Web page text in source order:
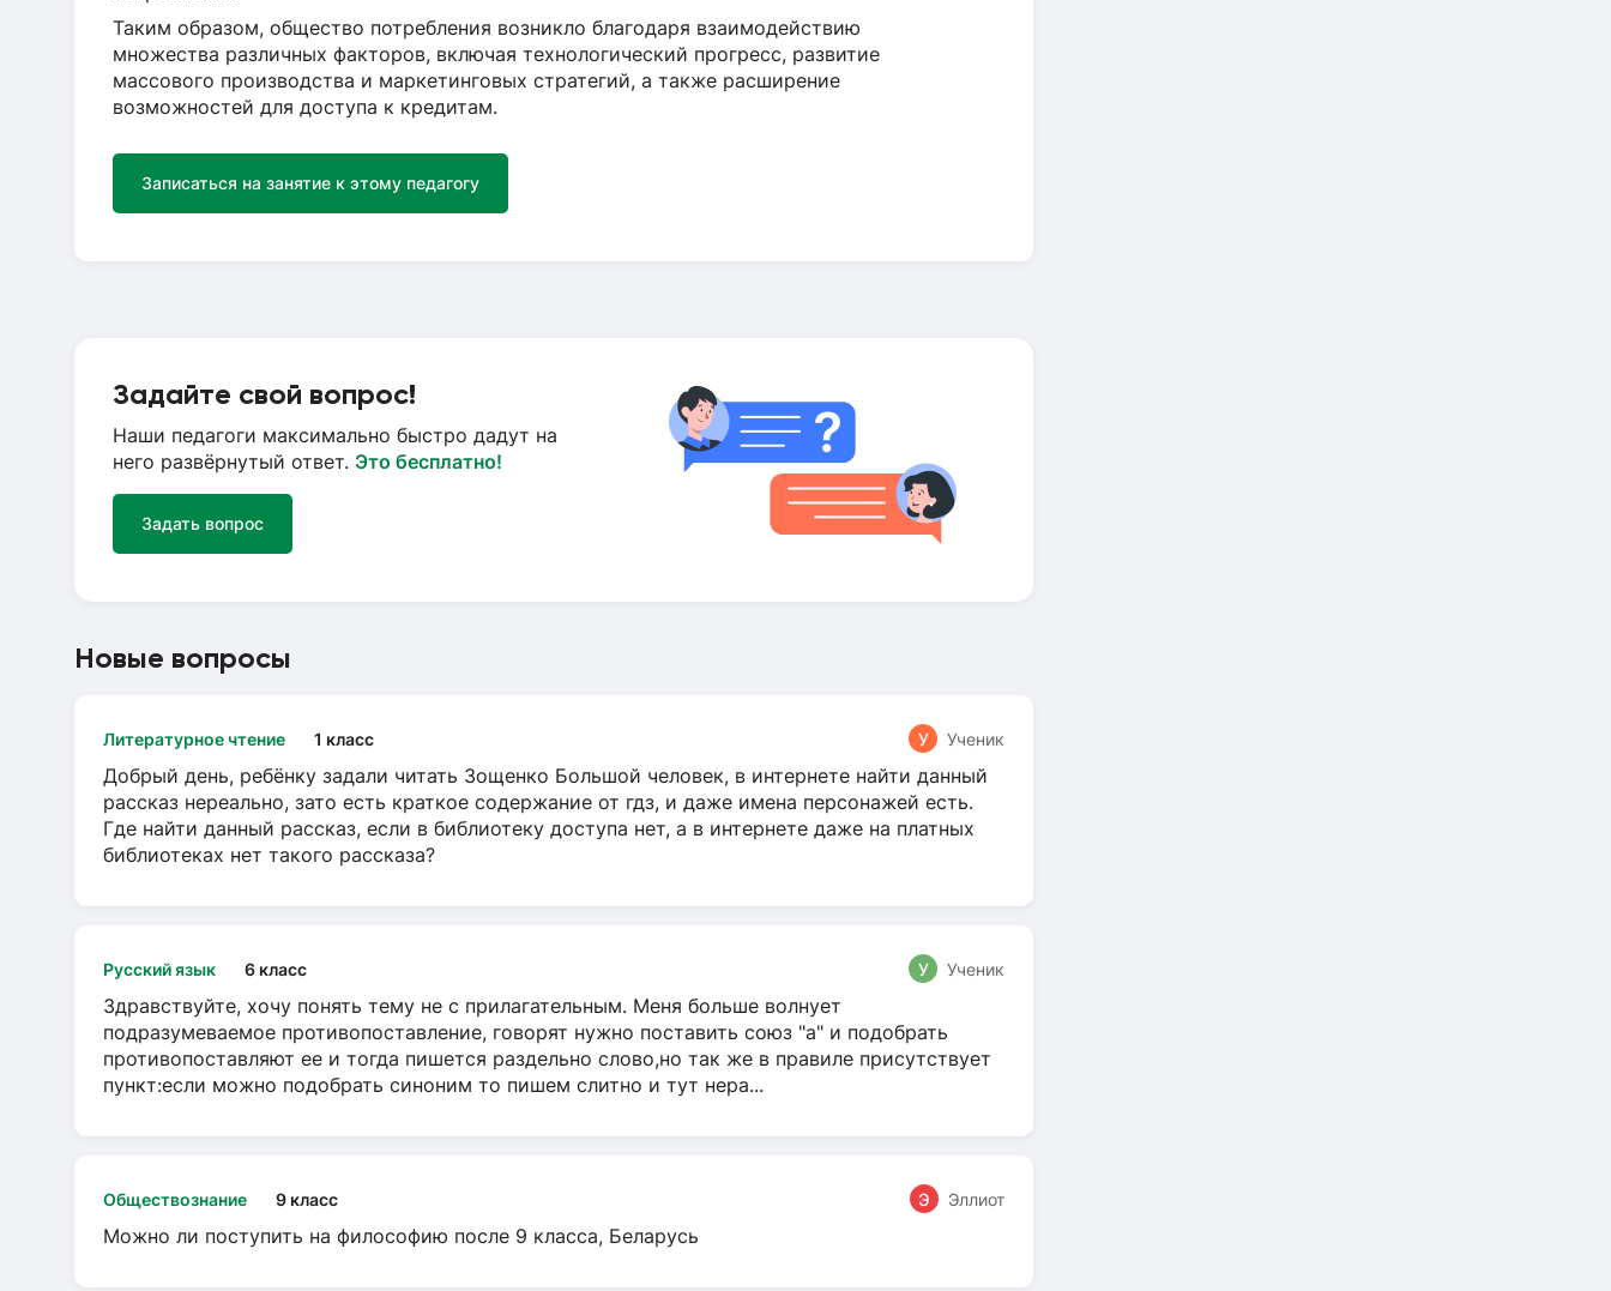
Таким образом, общество потребления возникло благодаря взаимодействию
множества различных факторов, включая технологический прогресс, развитие
массового производства и маркетинговых стратегий, а также расширение
возможностей для доступа к кредитам.
Записаться на занятие к этому педагогу
Задайте свой вопрос!
Наши педагоги максимально быстро дадут на
него развёрнутый ответ. Это бесплатно!
Задать вопрос
Новые вопросы
Литературное чтение 1 класс У Ученик
Добрый день, ребёнку задали читать Зощенко Большой человек, в интернете найти данный
рассказ нереально, зато есть краткое содержание от гдз, и даже имена персонажей есть.
Где найти данный рассказ, если в библиотеку доступа нет, а в интернете даже на платных
библиотеках нет такого рассказа?
Русский язык 6 класс У Ученик
Здравствуйте, хочу понять тему не с прилагательным. Меня больше волнует
подразумеваемое противопоставление, говорят нужно поставить союз "а" и подобрать
противопоставляют ее и тогда пишется раздельно слово,но так же в правиле присутствует
пункт:если можно подобрать синоним то пишем слитно и тут нера...
Обществознание 9 класс Э Эллиот
Можно ли поступить на философию после 9 класса, Беларусь